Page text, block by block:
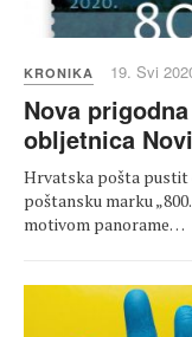
KRONIKA 19. Svi
Nova
obljetnica
Hrvatska pošta pustit
poštansku marku
motivom panorame…